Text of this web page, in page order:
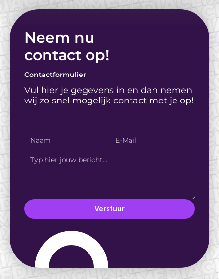
Neem nu
contact op!
Contactformulier
Vul hier je gegevens in en dan nemen
wij zo snel mogelijk contact met je op!
Verstuur